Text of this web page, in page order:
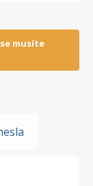
musíte